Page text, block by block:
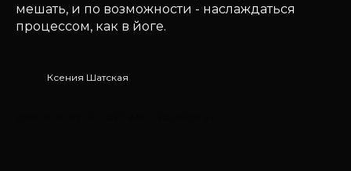
мешать, и по возможности - наслаждаться
процессом, как в йоге.
Ксения Шатская